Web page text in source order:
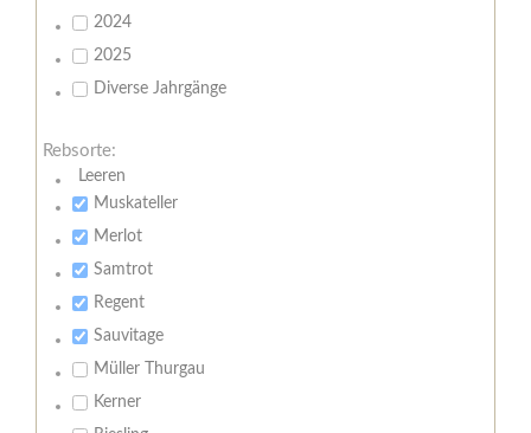
2024
2025
Diverse Jahrgänge
Rebsorte:
Leeren
Muskateller
Merlot
Samtrot
Regent
Sauvitage
Müller Thurgau
Kerner